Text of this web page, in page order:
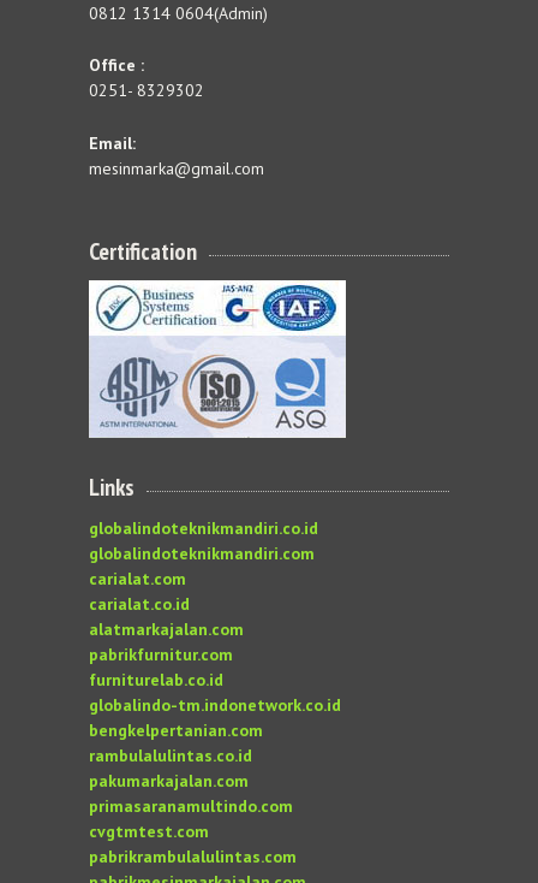
0812 1314 0604(Admin)
Office :
0251- 8329302
Email:
mesinmarka@gmail.com
Certification
Links
globalindoteknikmandiri.co.id
globalindoteknikmandiri.com
carialat.com
carialat.co.id
alatmarkajalan.com
pabrikfurnitur.com
furniturelab.co.id
globalindo-tm.indonetwork.co.id
bengkelpertanian.com
rambulalulintas.co.id
pakumarkajalan.com
primasaranamultindo.com
cvgtmtest.com
pabrikrambulalulintas.com